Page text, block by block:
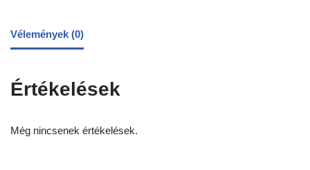
Vélemények (0)
Értékelések
Még nincsenek értékelések.